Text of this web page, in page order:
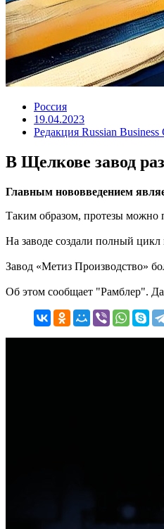
Россия
19.04.2023
Редакция Russian Business
В Щелкове завод
Главным нововведением
Таким образом, протезы можно
На заводе создали полный цикл
Завод «Метиз Производство»
Об этом сообщает "Рамблер".